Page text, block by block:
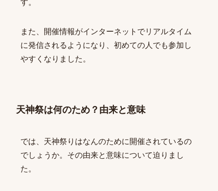
す。
また、開催情報がインターネットでリアルタイム
に発信されるようになり、初めての人でも参加し
やすくなりました。
天神祭は何のため？由来と意味
では、天神祭りはなんのために開催されているの
でしょうか。その由来と意味について迫りまし
た。